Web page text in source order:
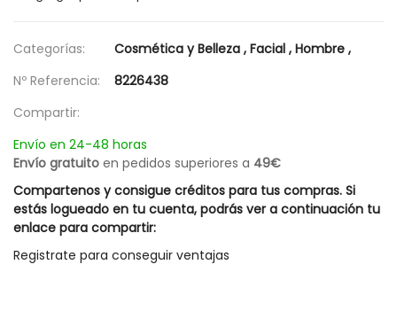
Categorías: Cosmética y Belleza , Facial , Hombre ,
Nº Referencia:
8226438
Compartir:
Envío en 24-48 horas
Envío gratuito en pedidos superiores a 49€
Compartenos y consigue créditos para tus compras. Si
estás logueado en tu cuenta, podrás ver a continuación tu
enlace para compartir:
Registrate para conseguir ventajas